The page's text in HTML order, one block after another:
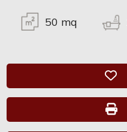
50 mq
Terreni